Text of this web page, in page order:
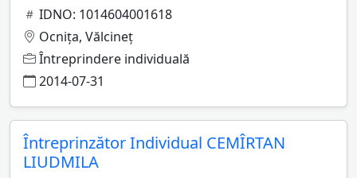
IDNO: 1014604001618
Ocniţa, Vălcineţ
Întreprindere individuală
2014-07-31
Întreprinzător Individual CEMÎRTAN
LIUDMILA